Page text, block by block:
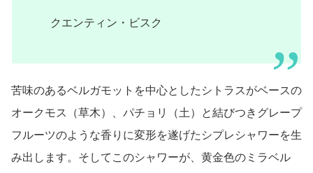
クエンティン・ビスク
苦味のあるベルガモットを中心としたシトラスがベースの
オークモス（草木）、パチョリ（土）と結びつきグレープ
フルーツのような香りに変形を遂げたシプレシャワーを生
み出します。そしてこのシャワーが、黄金色のミラベル